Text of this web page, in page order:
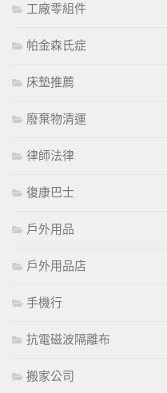
工廠零組件
帕金森氏症
床墊推薦
廢棄物清運
律師法律
復康巴士
戶外用品
戶外用品店
手機行
抗電磁波隔離布
搬家公司